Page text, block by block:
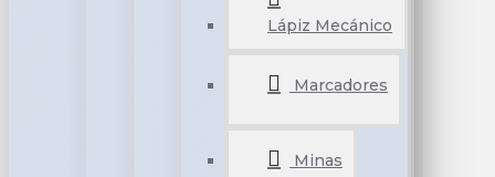
Lápiz Mecánico
Marcadores
Minas